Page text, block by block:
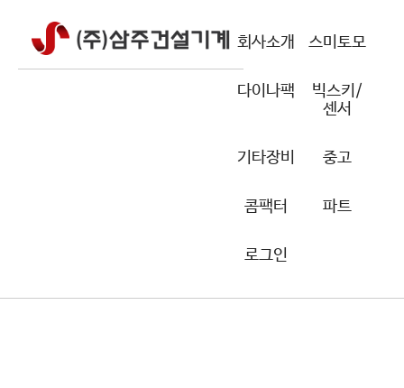
회사소개 스미토모
다이나팩
빅스키/
센서
기타장비 중고
콤팩터 파트
로그인